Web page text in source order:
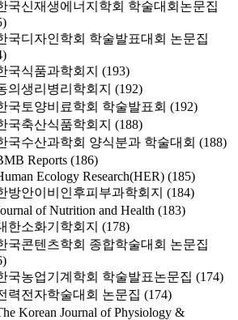
국신재생에너지학회 학술대회논문집
국디자인학회 학술발표대회 논문집
국식품과학회지 (193)
의생리병리학회지 (192)
국토양비료학회 학술발표회 (192)
국축산식품학회지 (188)
국수산과학회 양식분과 학술대회 (188)
Reports (186)
Ecology Research(HER) (185)
방안이비인후피부과학회지 (184)
of Nutrition and Health (183)
한소화기학회지 (178)
국콘텐츠학회 종합학술대회 논문집
국농업기계학회 학술발표논문집 (174)
력전자학술대회 논문집 (174)
Korean Journal of Physiology &